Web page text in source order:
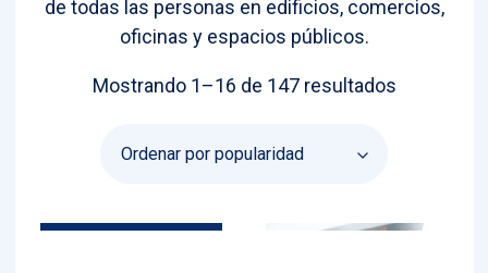
de todas las personas en edificios, comercios,
oficinas y espacios públicos.
Mostrando 1–16 de 147 resultadosOrdenado